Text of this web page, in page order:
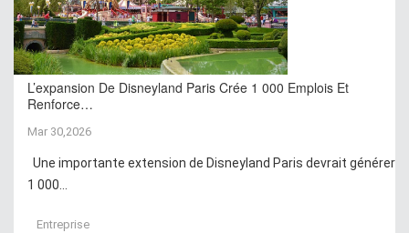
L’expansion De Disneyland Paris Crée 1 000 Emplois Et
Renforce…
Mar 30,2026
Une importante extension de Disneyland Paris devrait générer
1 000...
Entreprise